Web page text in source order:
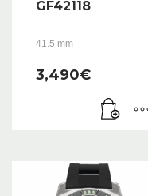
GF42118
41.5 mm
3,490€